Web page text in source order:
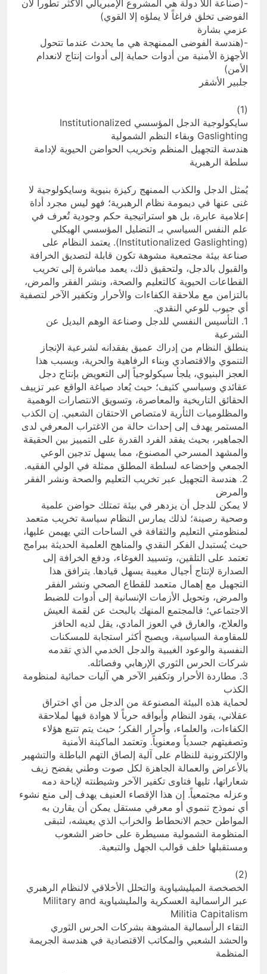
-(صناعة اللا دولة هي المشروع الإمبريالي الأكثر تطوراً لأن
الفوضى تخلق فراغاً لا يملؤه إلا القوي)
عزمي بشارة
-(هندسة الفوضى الممنهجة هي ما يحدث عندما تتحول
الأجهزة الأمنية من أدوات حماية إلى أدوات إنتاج لانعدام
الأمن)
جلبير الأشقر
(1)
سايكولوجية الدجل المؤسسي Institutionalized
Gaslighting وبقاء النظم الشمولية
هندسة التجهيل المنظم وتخريب الحواضن الحيوية لإدامة
سلطة الرهبرية
يُمثل الدجل والكذب الممنهج ركيزة بنيوية وسايكولوجية لا
غنى عنها في ديمومة نظام الرهبرية؛ فهو ليس مجرد أداة
إعلامية عابرة، بل هو استراتيجية حكم وجودية تُعرف في
علم النفس السياسي بـ التضليل المؤسسي الهيكلي
(Institutionalized Gaslighting). يعتمد النظام على
صناعة بيئة مجتمعية مشوهة تكون قابلة لتصديق الخرافة
والقبول بالدجل، ولتحقيق ذلك، يعمد مباشرة إلى تخريب
القطاعات الحيوية كالتعليم والصحة، ونشر الفقر والمرض،
بالتزامن مع ملاحقة الكفاءات والأحرار وتكفير الآخر لتصفية
أي جيوب للوعي النقدي.
1. التأسيس النفسي للدجل وصناعة الوهم البديل عن
الشرعية
ينطلق النظام من إدراك عميق بفقدانه لشرعية الإنجاز
التنموي والاقتصادي وبناء الرفاهية والحرية، وبسبب هذا
العجز البنيوي، يلجأ سيكولوجياً إلى التعويض بإنتاج دجل
عقائدي وسياسي كثيف؛ حيث يُعاد صياغة الواقع عبر تزييف
الحقائق التاريخية والمعاصرة، وتسويق الانتصارات الوهمية
والمظلوميات الثأرية لامتصاص الاحتقان الشعبي. إن الكذب
المستمر يهدف إلى إحداث حالة من الاغتراب المعرفي لدى
الجماهير، بحيث يفقد الفرد القدرة على التمييز بين الحقيقة
والمشهد المسرحي المصنوع، مما يسهل تدجين الوعي
الجمعي وإخضاعه لسلطة المطلق ممثلة في الولي الفقيه.
2. هندسة التجهيل عبر تخريب التعليم والصحة ونشر الفقر
والمرض
لا يمكن للدجل أن يزدهر في بيئة تمتلك حواضن علمية
وصحية رصينة؛ لذلك يمارس النظام سياسة تخريب متعمد
لمنظومتي التعليم والثقافة في الساحات التي يهيمن عليها،
حيث يُستبدل الفكر النقدي والمناهج العلمية الحديثة ببرامج
تعتمد على التلقين، وتسييد الغوغاء، ودفع الخرافة إلى
الصدارة لإنتاج أجيال مغيبة يسهل قيادها. يترافق هذا
التجهيل مع إهمال متعمد للقطاع الصحي ونشر الفقر
والمرض، وتحويل الأزمات الإنسانية إلى أدوات للضبط
الاجتماعي؛ فالمجتمع المنهك بالبحث عن لقمة العيش
والعلاج، والغارق في العوز المادي، يقل لديه الحافز
للمقاومة السياسية، ويصبح أكثر استجابة للمسكنات
النفسية والوعود الغيبية والدجل الخدمي الذي تقدمه
شركات الحرس الثوري الإرهابي وفصائله.
3. مطاردة الأحرار وتكفير الآخر هي آليات حمائية لمنظومة
الكذب
لحماية هذه البيئة المصنوعة من الدجل من أي اختراق
عقلاني، يقود النظام وأبواقه حرباً لا هوادة فيها لملاحقة
الكفاءات، والعلماء، وأحرار الفكر؛ حيث يتم تتبع هؤلاء
وتصفيتهم جسدياً ومعنوياً. وتعتمد الماكينة الأمنية
والإلكترونية للنظام على آلية إلصاق التهم الباطلة والتشهير
بالأعراض والعمالة الجاهزة لكل صوت وطني يفضح زيف
شعاراتها، تليها فتاوى تكفير الآخر وشيطنته لإباحة دمه
وعزله مجتمعياً. إن هذا الإقصاء العنيف يهدف إلى منع نشوء
أي نموذج تنموي أو معرفي مستقل يمكن أن يقارن به
المواطن حجم الانحطاط والخراب الذي يعيشه، لتبقى
المنظومة الشمولية مسيطرة على حاضر الشعوب
ومستقبلها خلف قوالب الجهل والتبعية.
(2)
الخصخصة الميليشياوية والتحلل الأخلاقي لالنظام الرهبري
عبر الراسمالية العسكرية والمليشياوية Military and
Militia Capitalism
التقاء الرأسمالية المشوهة بشركات الحرس الثوري
والحشد الشعبي والمكاتب الاقتصادية في هندسة الجريمة
المنظمة